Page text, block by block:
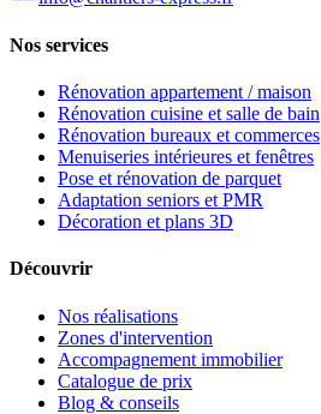
Nos services
Rénovation appartement / maison
Rénovation cuisine et salle de bain
Rénovation bureaux et commerces
Menuiseries intérieures et fenêtres
Pose et rénovation de parquet
Adaptation seniors et PMR
Décoration et plans 3D
Découvrir
Nos réalisations
Zones d'intervention
Accompagnement immobilier
Catalogue de prix
Blog & conseils